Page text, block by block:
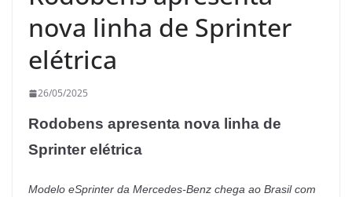
nova linha de Sprinter
elétrica
26/05/2025
Rodobens apresenta nova linha de
Sprinter elétrica
Modelo eSprinter da Mercedes-Benz chega ao Brasil com